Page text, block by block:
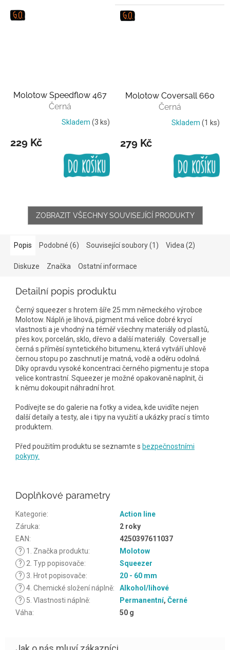
Molotow Speedflow 467
Černá
Skladem (3 ks)
229 Kč
Molotow Coversall 660
Černá
Skladem (1 ks)
279 Kč
ZOBRAZIT VŠECHNY SOUVISEJÍCÍ PRODUKTY
Popis Podobné (6) Související soubory (1) Videa (2)
Diskuze Značka Ostatní informace
Detailní popis produktu
Černý squeezer s hrotem šíře 25 mm německého výrobce
Molotow. Náplň je lihová, pigment má velice dobré krycí
vlastnosti a je vhodný na téměř všechny materiály od plastů,
přes kov, porcelán, sklo, dřevo a další materiály. Coversall je
černá s příměsí syntetického bitumenu, která vytváří uhlově
černou stopu po zaschnutí je matná, vodě a oděru odolná.
Díky opravdu vysoké koncentraci černého pigmentu je stopa
velice kontrastní. Squeezer je možné opakovaně naplnit, či
k němu dokoupit náhradní hrot.
Podívejte se do galerie na fotky a videa, kde uvidíte nejen
další detaily a testy, ale i tipy na využití a ukázky prací s tímto
produktem.
Před použitím produktu se seznamte s bezpečnostními
pokyny.
Doplňkové parametry
Kategorie:
Action line
Záruka:
2 roky
EAN:
4250397611037
?
1. Značka produktu:
Molotow
?
2. Typ popisovače:
Squeezer
?
3. Hrot popisovače:
20 - 60 mm
? 4. Chemické složení náplně:
Alkohol/lihové
?
5. Vlastnosti náplně: Permanentní, Černé
Váha: 50 g